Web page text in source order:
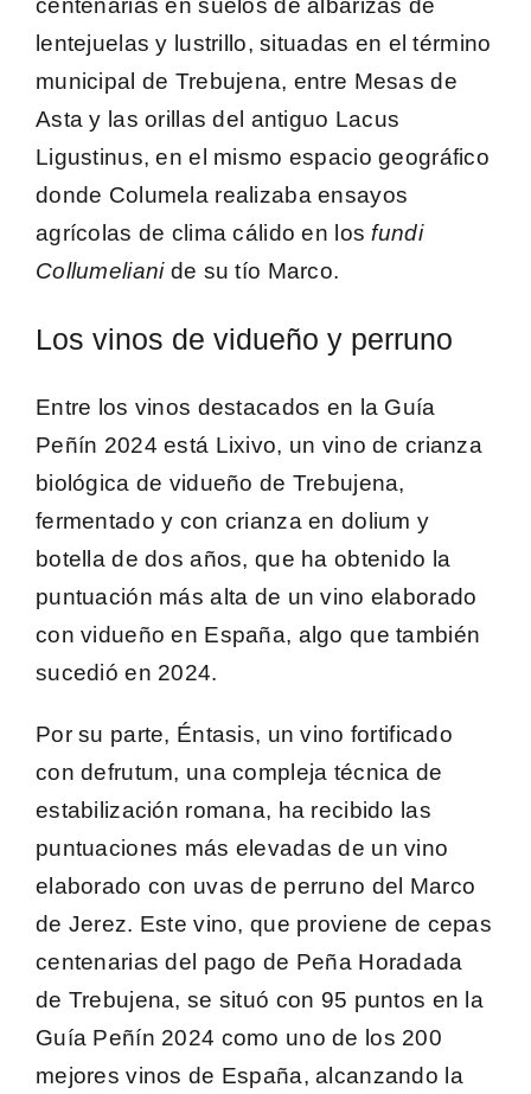
centenarias en suelos de albarizas de
lentejuelas y lustrillo, situadas en el término
municipal de Trebujena, entre Mesas de
Asta y las orillas del antiguo Lacus
Ligustinus, en el mismo espacio geográfico
donde Columela realizaba ensayos
agrícolas de clima cálido en los fundi
Collumelianide su tío Marco.
Los vinos de vidueño y perruno
Entre los vinos destacados en la Guía
Peñín 2024 está Lixivo, un vino de crianza
biológica de vidueño de Trebujena,
fermentado y con crianza en dolium y
botella de dos años, que ha obtenido la
puntuación más alta de un vino elaborado
con vidueño en España, algo que también
sucedió en 2024.
Por su parte, Éntasis, un vino fortificado
con defrutum, una compleja técnica de
estabilización romana, ha recibido las
puntuaciones más elevadas de un vino
elaborado con uvas de perruno del Marco
de Jerez. Este vino, que proviene de cepas
centenarias del pago de Peña Horadada
de Trebujena, se situó con 95 puntos en la
Guía Peñín 2024 como uno de los 200
mejores vinos de España, alcanzando la